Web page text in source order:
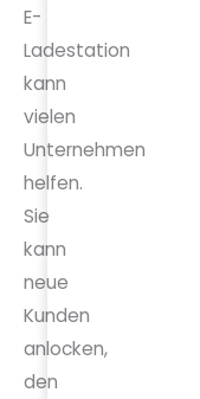
E-
Ladestation
kann
vielen
Unternehmen
helfen.
Sie
kann
neue
Kunden
anlocken,
den